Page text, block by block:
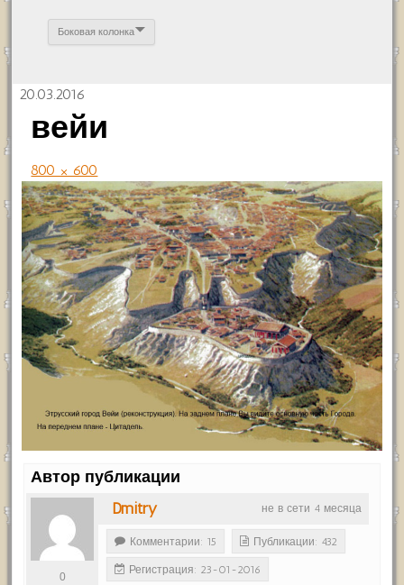
Боковая колонка
20.03.2016
вейи
800 × 600
Автор публикации
не в сети 4 месяца
Dmitry
0
Комментарии: 15 Публикации: 432
Регистрация: 23-01-2016